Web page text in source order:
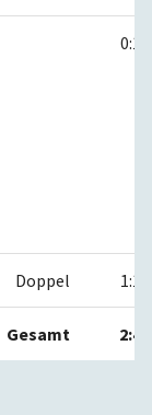
0:1
Doppel 1:1
Gesamt 2:4